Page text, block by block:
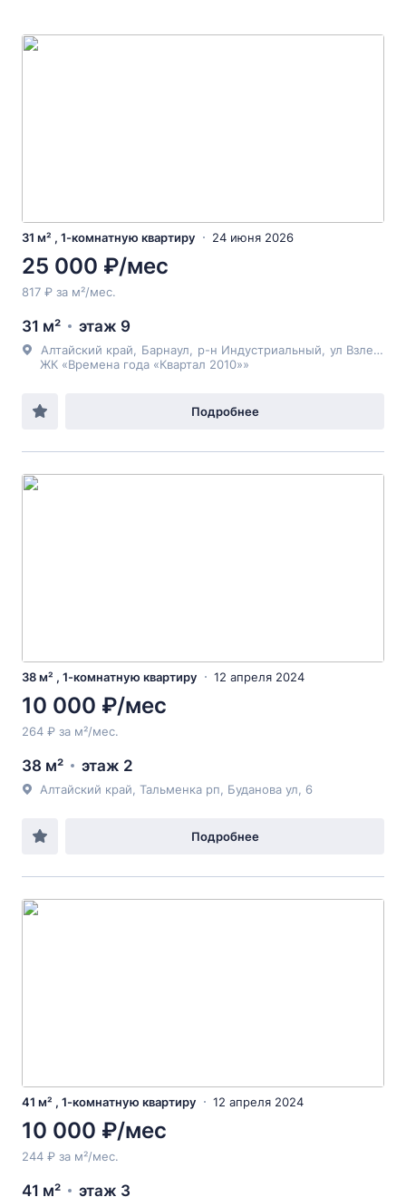
31 м² , 1-комнатную квартиру 24 июня 2026
25 000 ₽/мес
817 ₽ за м²/мес.
31 м² этаж 9
Алтайский край Барнаул р-н Индустриальный ул Взлетная
ЖК «Времена года «Квартал 2010»»
Подробнее
38 м² , 1-комнатную квартиру 12 апреля 2024
10 000 ₽/мес
264 ₽ за м²/мес.
38 м² этаж 2
Алтайский край, Тальменка рп, Буданова ул, 6
Подробнее
41 м² , 1-комнатную квартиру 12 апреля 2024
10 000 ₽/мес
244 ₽ за м²/мес.
41 м² этаж 3